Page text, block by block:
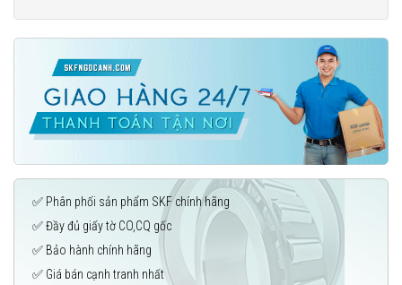
✅ Phân phối sản phẩm SKF chính hãng
✅ Đầy đủ giấy tờ CO,CQ gốc
✅ Bảo hành chính hãng
✅ Giá bán cạnh tranh nhất